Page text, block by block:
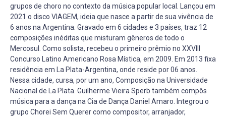
grupos de choro no contexto da música popular local. Lançou em
2021 o disco VIAGEM, ideia que nasce a partir de sua vivência de
6 anos na Argentina. Gravado em 6 cidades e 3 países, traz 12
composições inéditas que misturam gêneros de todo o
Mercosul. Como solista, recebeu o primeiro prêmio no XXVIII
Concurso Latino Americano Rosa Mística, em 2009. Em 2013 fixa
residência em La Plata-Argentina, onde reside por 06 anos.
Nessa cidade, cursa, por um ano, Composição na Universidade
Nacional de La Plata. Guilherme Vieira Sperb também compôs
música para a dança na Cia de Dança Daniel Amaro. Integrou o
grupo Chorei Sem Querer como compositor, arranjador,